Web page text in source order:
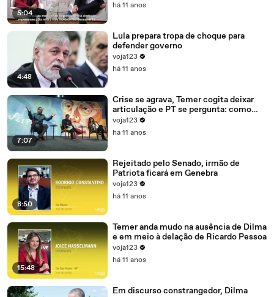
5:04
há 11 anos
4:48
Lula prepara tropa de choque para
defender governo
voja123
há 11 anos
7:07
Crise se agrava, Temer cogita deixar
articulação e PT se pergunta: como
recompor o governo?
voja123
há 11 anos
8:50
Rejeitado pelo Senado, irmão de
Patriota ficará em Genebra
voja123
há 11 anos
15:48
Temer anda mudo na ausência de Dilma
e em meio à delação de Ricardo Pessoa
voja123
há 11 anos
Em discurso constrangedor, Dilma